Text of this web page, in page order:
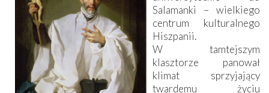
Salamanki – wielkiego
centrum kulturalnego
Hiszpanii.
W tamtejszym
klasztorze panował
klimat sprzyjający
twardemu życiu